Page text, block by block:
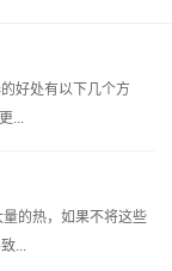
好处有以下几个方
...
的热，如果不将这些
...